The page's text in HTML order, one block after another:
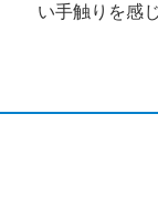
い手触りを感